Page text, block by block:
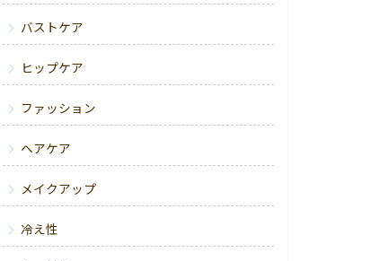
バストケア
ヒップケア
ファッション
ヘアケア
メイクアップ
冷え性